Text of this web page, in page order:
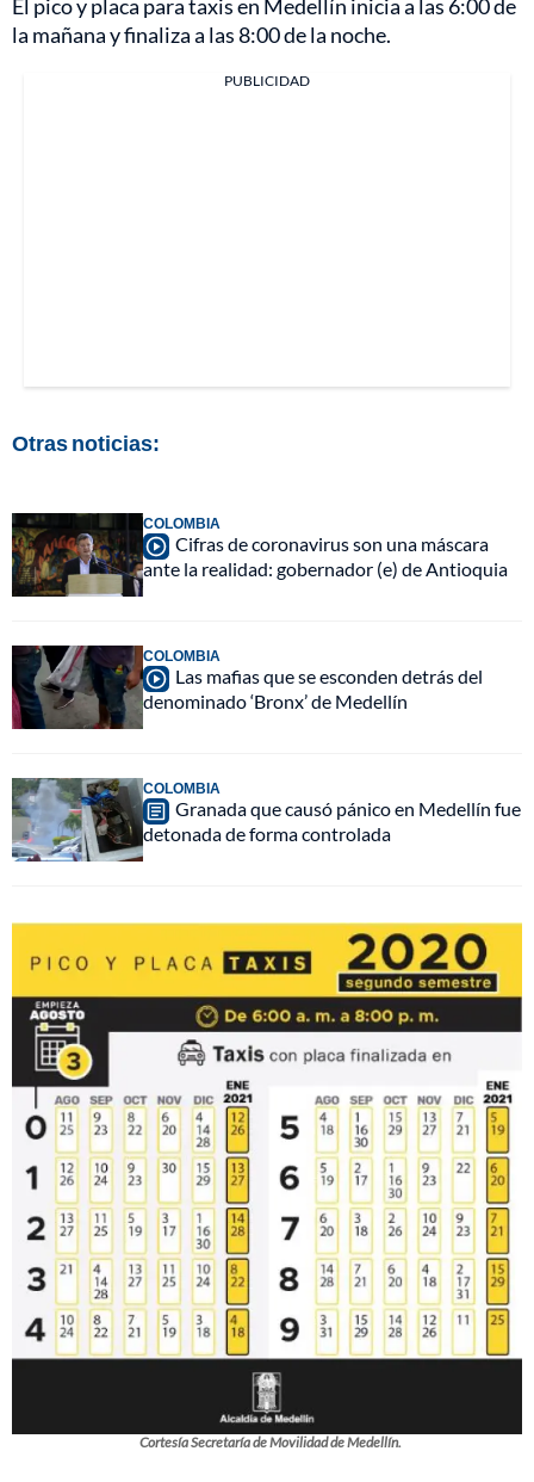
El pico y placa para taxis en Medellín inicia a las 6:00 de
la mañana y finaliza a las 8:00 de la noche.
PUBLICIDAD
Otras noticias:
COLOMBIA
Cifras de coronavirus son una máscara
ante la realidad: gobernador (e) de Antioquia
COLOMBIA
Las mafias que se esconden detrás del
denominado ‘Bronx’ de Medellín
COLOMBIA
Granada que causó pánico en Medellín fue
detonada de forma controlada
Cortesía Secretaría de Movilidad de Medellín.